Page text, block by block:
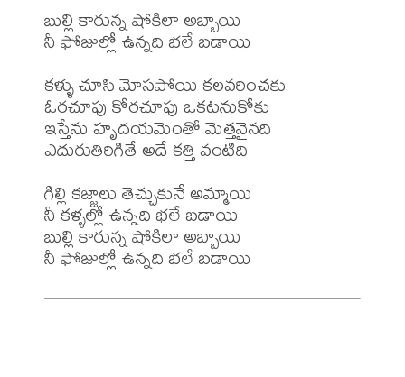
బుల్లి కారున్న షోకిలా అబ్బాయి
నీ ఫోజుల్లో ఉన్నది భలే బడాయి
కళ్ళు చూసి మోసపోయి కలవరించకు
ఓరచూపు కోరచూపు ఒకటనుకోకు
ఇస్తేను హృదయమెంతో మెత్తనైనది
ఎదురుతిరిగితే అదే కత్తి వంటిది
గిల్లి కజ్జాలు తెచ్చుకునే అమ్మాయి
నీ కళ్ళల్లో ఉన్నది భలే బడాయి
బుల్లి కారున్న షోకిలా అబ్బాయి